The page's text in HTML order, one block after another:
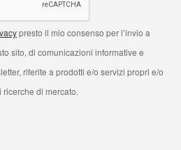
presto il mio consenso per l’invio a
sito, di comunicazioni informative e
riferite a prodotti e/o servizi propri e/o
di mercato.